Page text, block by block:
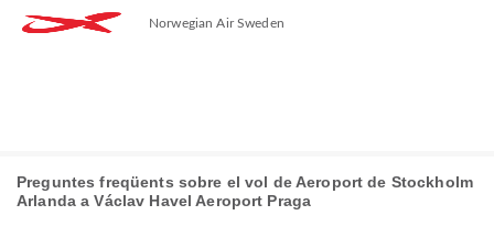
Norwegian Air Sweden
Preguntes freqüents sobre el vol de Aeroport de Stockholm
Arlanda a Václav Havel Aeroport Praga